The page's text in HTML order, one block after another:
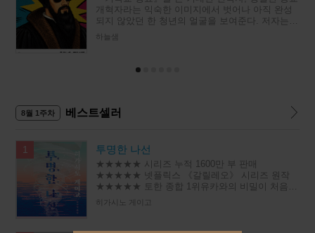
개혁자라는 익숙한 이미지에서 벗어나 아직 완성
되지 않았던 한 청년의 얼굴을 보여준다. 저자는 4
하늘샘
8월 1주차 베스트셀러
1 투명한 나선
★★★★★ 시리즈 누적 1600만 부 판매
★★★★★ 넷플릭스 《갈릴레오》 시리즈 원작
★★★★★ 토한 종합 1위유카와의 비밀이 처음
히가시노 게이고